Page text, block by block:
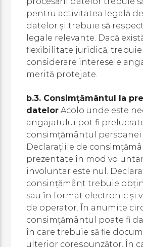
pentru activitatea legală
datelor și trebuie să
legale relevante. Dacă
flexibilitate juridică,
considerare interesele
merită protejate.
b.3. Consimțământul la
datelor Acolo unde este
angajatului pot fi
consimțământul persoanei
Declarațiile de
prezentate în mod
involuntar este nul.
consințământ trebuie
sau în format electronic și
de operator. În anumite
consimțământul poate fi
în care trebuie să fie
ulterior corespunzător. În